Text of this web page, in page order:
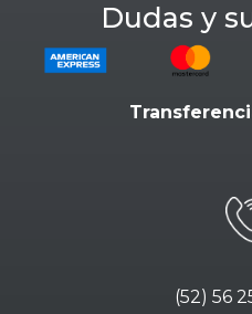
Dudas y
(52) 56